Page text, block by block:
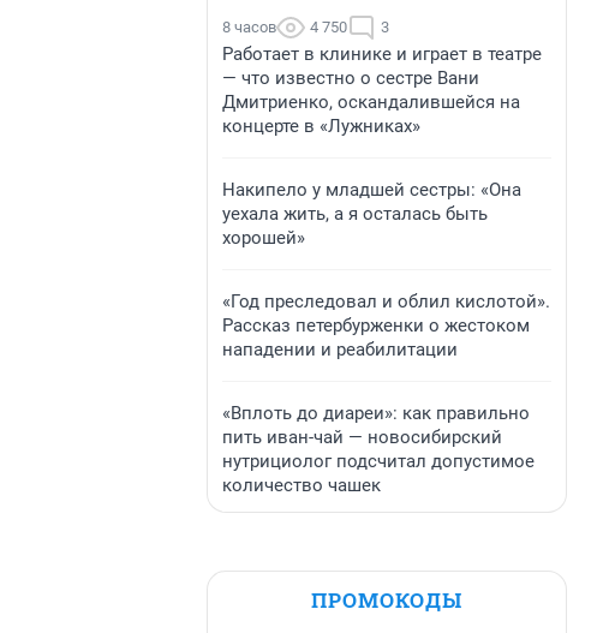
8 часов 4 750 3
Работает в клинике и играет в театре
— что известно о сестре Вани
Дмитриенко, оскандалившейся на
концерте в «Лужниках»
Накипело у младшей сестры: «Она
уехала жить, а я осталась быть
хорошей»
«Год преследовал и облил кислотой».
Рассказ петербурженки о жестоком
нападении и реабилитации
«Вплоть до диареи»: как правильно
пить иван-чай — новосибирский
нутрициолог подсчитал допустимое
количество чашек
ПРОМОКОДЫ